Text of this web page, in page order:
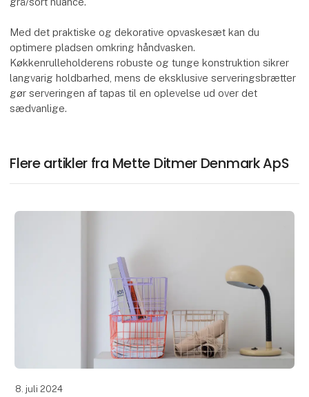
Med det praktiske og dekorative opvaskesæt kan du
optimere pladsen omkring håndvasken.
Køkkenrulleholderens robuste og tunge konstruktion sikrer
langvarig holdbarhed, mens de eksklusive serveringsbrætter
gør serveringen af tapas til en oplevelse ud over det
sædvanlige.
Flere artikler fra Mette Ditmer Denmark ApS
8. juli 2024